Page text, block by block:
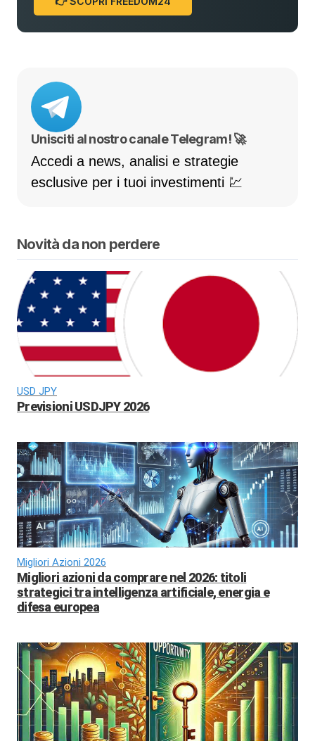
Unisciti al nostro canale Telegram! 🚀
Accedi a news, analisi e strategie
esclusive per i tuoi investimenti 💹
Novità da non perdere
USD JPY
Previsioni USDJPY 2026
Migliori Azioni 2026
Migliori azioni da comprare nel 2026: titoli
strategici tra intelligenza artificiale, energia e
difesa europea